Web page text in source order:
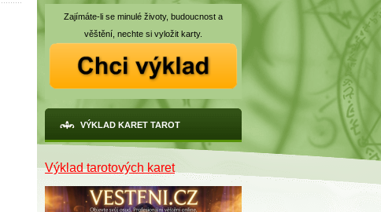
Zajímáte-li se minulé životy, budoucnost a
věštění, nechte si vyložit karty.
VÝKLAD KARET TAROT
Výklad tarotových karet